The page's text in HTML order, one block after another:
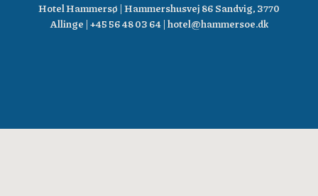
Hotel Hammersø | Hammershusvej 86 Sandvig, 3770
Allinge | +45 56 48 03 64 | hotel@hammersoe.dk